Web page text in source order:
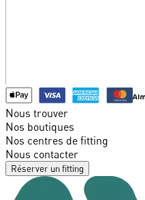
Nous trouver
Nos boutiques
Nos centres de fitting
Nous contacter
Réserver un fitting